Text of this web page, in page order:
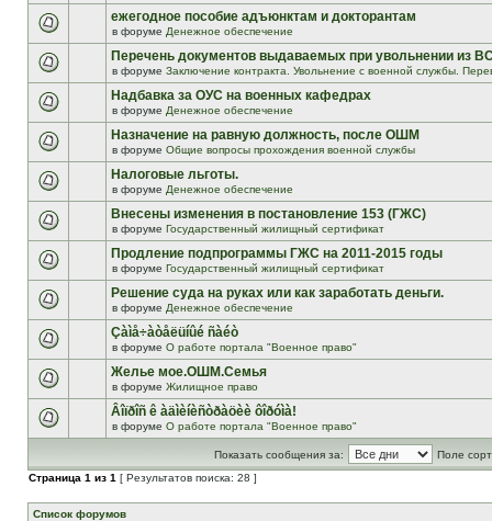
ежегодное пособие адъюнктам и докторантам
в форуме Денежное обеспечение
Перечень документов выдаваемых при увольнении из
в форуме Заключение контракта. Увольнение с военной службы.
Надбавка за ОУС на военных кафедрах
в форуме Денежное обеспечение
Назначение на равную должность, после ОШМ
в форуме Общие вопросы прохождения военной службы
Налоговые льготы.
в форуме Денежное обеспечение
Внесены изменения в постановление 153 (ГЖС)
в форуме Государственный жилищный сертификат
Продление подпрограммы ГЖС на 2011-2015 годы
в форуме Государственный жилищный сертификат
Решение суда на руках или как заработать деньги.
в форуме Денежное обеспечение
Çàìå÷àòåëüíûé ñàéò
в форуме О работе портала "Военное право"
Желье мое.ОШМ.Семья
в форуме Жилищное право
Âîïðîñ ê àäìèíèñòðàöèè ôîðóìà!
в форуме О работе портала "Военное право"
Показать сообщения за:
Поле
Страница 1 из 1 [ Результатов поиска: 28 ]
Список форумов